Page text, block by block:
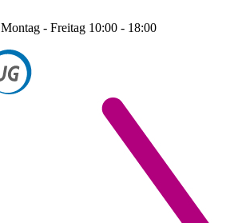
Montag - Freitag 10:00 - 18:00